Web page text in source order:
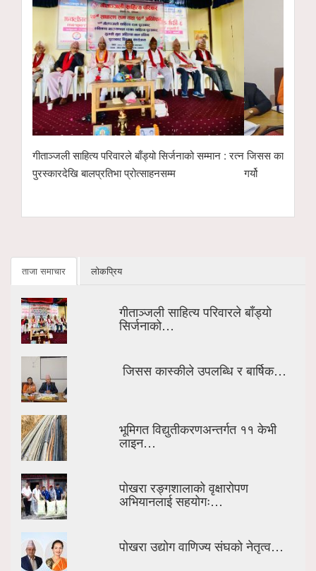
सम्मान : रत्नजिसस कास्कीले उपलब्धि र बार्षिक कार्ययोजना सार्बजनिक
गर्यो
ताजा समाचार लोकप्रिय
गीताञ्जली साहित्य परिवारले बाँड्यो
सिर्जनाको…
जिसस कास्कीले उपलब्धि र बार्षिक…
भूमिगत विद्युतीकरणअन्तर्गत ११ केभी
लाइन…
पोखरा रङ्गशालाको वृक्षारोपण
अभियानलाई सहयोगः…
पोखरा उद्योग वाणिज्य संघको नेतृत्व…